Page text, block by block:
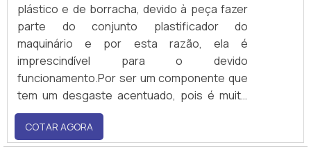
plástico e de borracha, devido à peça fazer
parte do conjunto plastificador do
maquinário e por esta razão, ela é
imprescindível para o devido
funcionamento.Por ser um componente que
tem um desgaste acentuado, pois é muito
exigida pelo equipamento, a troca é
fundamental para evitar paradas
inesperadas da soprada, problema que afeta
COTAR AGORA